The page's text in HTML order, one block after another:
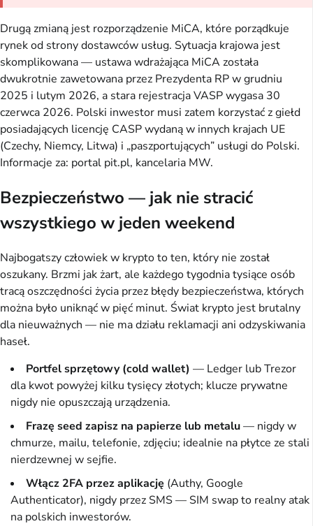
Drugą zmianą jest rozporządzenie MiCA, które porządkuje
rynek od strony dostawców usług. Sytuacja krajowa jest
skomplikowana — ustawa wdrażająca MiCA została
dwukrotnie zawetowana przez Prezydenta RP w grudniu
2025 i lutym 2026, a stara rejestracja VASP wygasa 30
czerwca 2026. Polski inwestor musi zatem korzystać z giełd
posiadających licencję CASP wydaną w innych krajach UE
(Czechy, Niemcy, Litwa) i „paszportujących” usługi do Polski.
Informacje za: portal pit.pl, kancelaria MW.
Bezpieczeństwo — jak nie stracić
wszystkiego w jeden weekend
Najbogatszy człowiek w krypto to ten, który nie został
oszukany. Brzmi jak żart, ale każdego tygodnia tysiące osób
tracą oszczędności życia przez błędy bezpieczeństwa, których
można było uniknąć w pięć minut. Świat krypto jest brutalny
dla nieuważnych — nie ma działu reklamacji ani odzyskiwania
haseł.
Portfel sprzętowy (cold wallet) — Ledger lub Trezor
dla kwot powyżej kilku tysięcy złotych; klucze prywatne
nigdy nie opuszczają urządzenia.
Frazę seed zapisz na papierze lub metalu— nigdy w
chmurze, mailu, telefonie, zdjęciu; idealnie na płytce ze stali
nierdzewnej w sejfie.
Włącz 2FA przez aplikację (Authy, Google
Authenticator), nigdy przez SMS — SIM swap to realny atak
na polskich inwestorów.